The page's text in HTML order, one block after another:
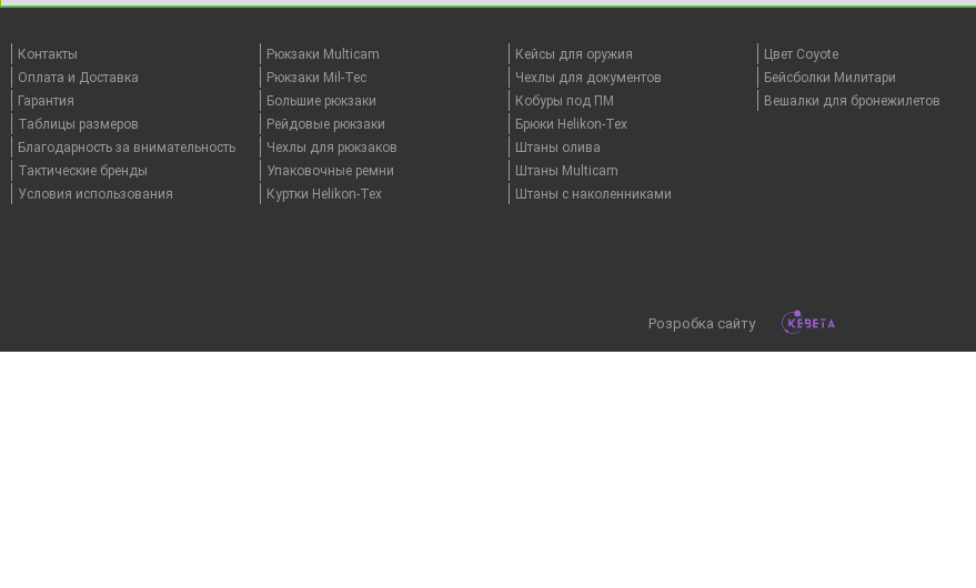
Контакты
Оплата и Доставка
Гарантия
Таблицы размеров
Благодарность за внимательность
Тактические бренды
Условия использования
Рюкзаки Multicam
Рюкзаки Mil-Tec
Большие рюкзаки
Рейдовые рюкзаки
Чехлы для рюкзаков
Упаковочные ремни
Куртки Helikon-Tex
Кейсы для оружия
Чехлы для документов
Кобуры под ПМ
Брюки Helikon-Tex
Штаны олива
Штаны Multicam
Штаны с наколенниками
Цвет Coyote
Бейсболки Милитари
Вешалки для бронежилетов
Розробка сайту